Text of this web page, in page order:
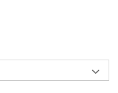
de apa